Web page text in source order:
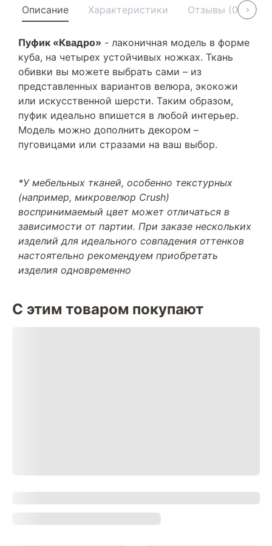
Описание Характеристики Отзывы (0)
Пуфик «Квадро» - лаконичная модель в форме
куба, на четырех устойчивых ножках. Ткань
обивки вы можете выбрать сами – из
представленных вариантов велюра, экокожи
или искусственной шерсти. Таким образом,
пуфик идеально впишется в любой интерьер.
Модель можно дополнить декором –
пуговицами или стразами на ваш выбор.
*У мебельных тканей, особенно текстурных
(например, микровелюр Crush)
воспринимаемый цвет может отличаться в
зависимости от партии. При заказе нескольких
изделий для идеального совпадения оттенков
настоятельно рекомендуем приобретать
изделия одновременно
С этим товаром покупают